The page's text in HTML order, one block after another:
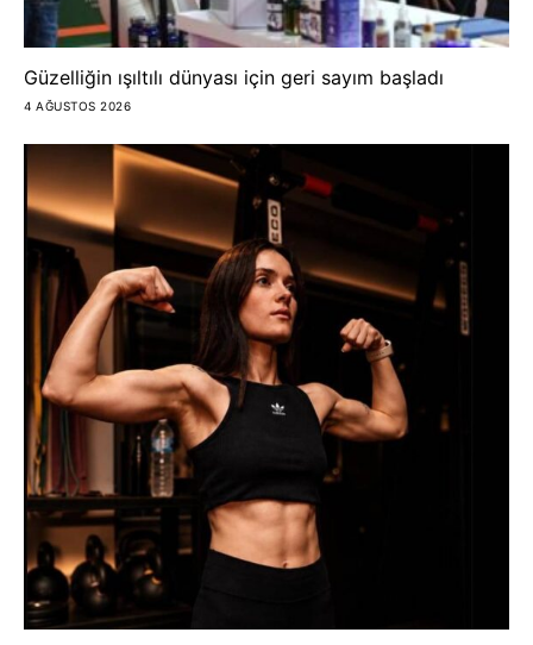
Güzelliğin ışıltılı dünyası için geri sayım başladı
4 AĞUSTOS 2026